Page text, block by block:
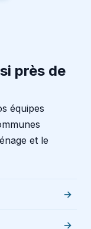
près de
équipes
et le